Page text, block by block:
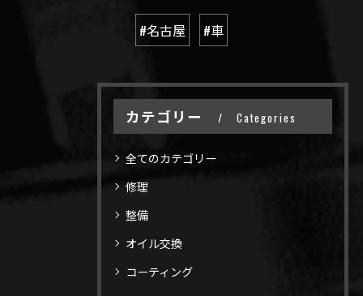
#名古屋 #車
カテゴリー Categories
全てのカテゴリー
修理
整備
オイル交換
コーティング